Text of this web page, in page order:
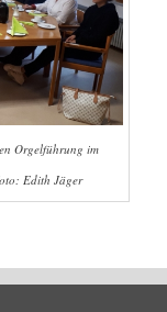
Orgelführung im
Edith Jäger